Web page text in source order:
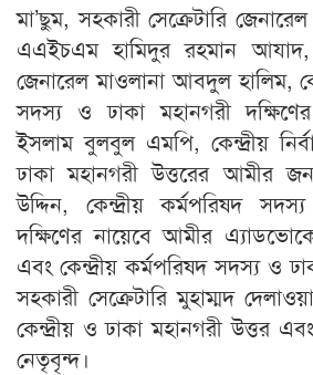
মা’ছুম, সহকারী সেক্রেটারি
এএইচএম হামিদুর রহমান আযাদ,
জেনারেল মাওলানা আবদুল হালিম,
সদস্য ও ঢাকা মহানগরী
ইসলাম বুলবুল এমপি, কেন্দ্রীয়
ঢাকা মহানগরী উত্তরের আমীর
উদ্দিন, কেন্দ্রীয় কর্মপরিষদ
দক্ষিণের নায়েবে আমীর
এবং কেন্দ্রীয় কর্মপরিষদ সদস্য ও
সহকারী সেক্রেটারি মুহাম্মদ
কেন্দ্রীয় ও ঢাকা মহানগরী উত্তর
নেতৃবৃন্দ।